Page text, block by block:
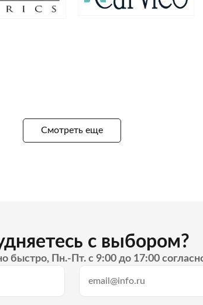
Смотреть еще
с выбором?
быстро, Пн.-Пт. с 9:00 до 17:00